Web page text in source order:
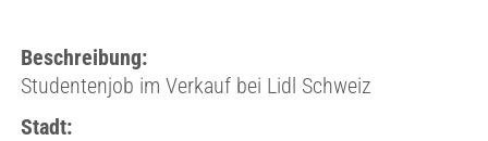
Beschreibung:
Studentenjob im Verkauf bei Lidl Schweiz
Stadt: